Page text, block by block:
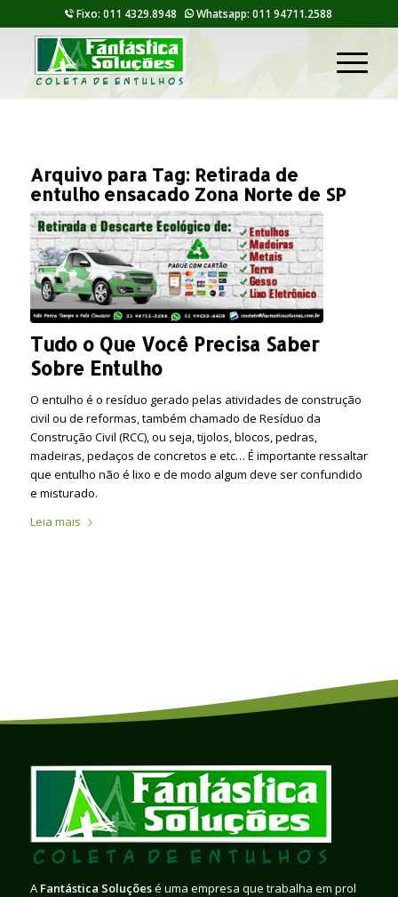
Fixo: 011 4329.8948 Whatsapp: 011 94711.2588
Arquivo para Tag: Retirada de
entulho ensacado Zona Norte de SP
Tudo o Que Você Precisa Saber
Sobre Entulho
O entulho é o resíduo gerado pelas atividades de construção
civil ou de reformas, também chamado de Resíduo da
Construção Civil (RCC), ou seja, tijolos, blocos, pedras,
madeiras, pedaços de concretos e etc… É importante ressaltar
que entulho não é lixo e de modo algum deve ser confundido
e misturado.
Leia mais
A Fantástica Soluçõesé uma empresa que trabalha em prol